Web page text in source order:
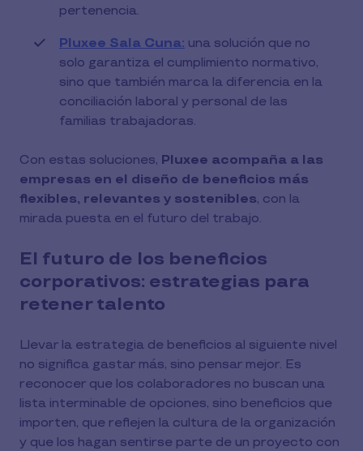
pertenencia.
Pluxee Sala Cuna: una solución que no
solo garantiza el cumplimiento normativo,
sino que también marca la diferencia en la
conciliación laboral y personal de las
familias trabajadoras.
Con estas soluciones, Pluxee acompaña a las
empresas en el diseño de beneficios más
flexibles, relevantes y sostenibles, con la
mirada puesta en el futuro del trabajo.
El futuro de los beneficios
corporativos: estrategias para
retener talento
Llevar la estrategia de beneficios al siguiente nivel
no significa gastar más, sino pensar mejor. Es
reconocer que los colaboradores no buscan una
lista interminable de opciones, sino beneficios que
importen, que reflejen la cultura de la organización
y que los hagan sentirse parte de un proyecto con